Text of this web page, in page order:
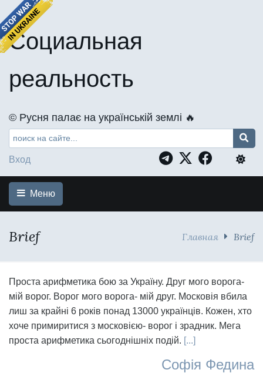
Социальная
реальность
©️ Русня палає на українській землі 🔥
Вход
Меню
Brief Главная Brief
Проста арифметика бою за Україну. Друг мого ворога-
мій ворог. Ворог мого ворога- мій друг. Московія вбила
лиш за крайні 6 років понад 13000 українців. Кожен, хто
хоче примиритися з московією- ворог і зрадник. Мега
проста арифметика сьогоднішніх подій. [...]
Софія Федина